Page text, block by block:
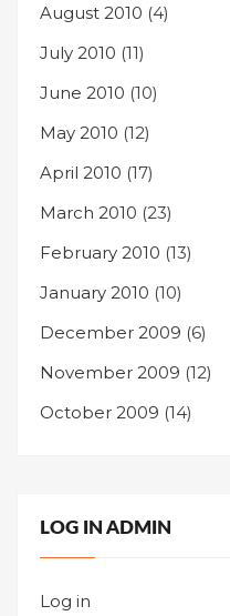
August 2010 (4)
July 2010 (11)
June 2010 (10)
May 2010 (12)
April 2010 (17)
March 2010 (23)
February 2010 (13)
January 2010 (10)
December 2009 (6)
November 2009 (12)
October 2009 (14)
LOG IN ADMIN
Log in